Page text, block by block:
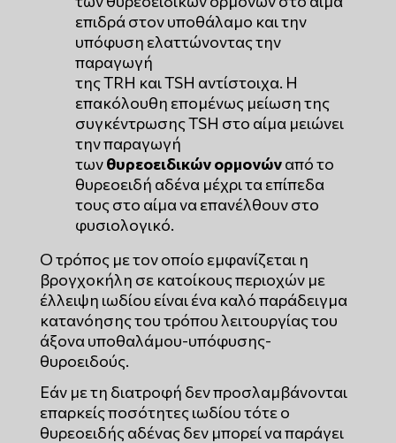
επιδρά στον υποθάλαμο και την
υπόφυση ελαττώνοντας την
παραγωγή
της TRH και TSH αντίστοιχα. Η
επακόλουθη επομένως μείωση της
συγκέντρωσης TSH στο αίμα μειώνει
την παραγωγή
τωνθυρεοειδικών ορμονώναπό το
θυρεοειδή αδένα μέχρι τα επίπεδα
τους στο αίμα να επανέλθουν στο
φυσιολογικό.
Ο τρόπος με τον οποίο εμφανίζεται η
βρογχοκήλη σε κατοίκους περιοχών με
έλλειψη ιωδίου είναι ένα καλό παράδειγμα
κατανόησης του τρόπου λειτουργίας του
άξονα υποθαλάμου-υπόφυσης-
θυροειδούς.
Εάν με τη διατροφή δεν προσλαμβάνονται
επαρκείς ποσότητες ιωδίου τότε ο
θυρεοειδής αδένας δεν μπορεί να παράγει